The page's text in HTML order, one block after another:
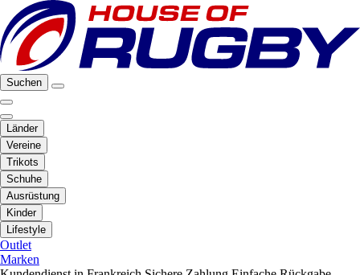
Suchen
Länder
Vereine
Trikots
Schuhe
Ausrüstung
Kinder
Lifestyle
Outlet
Marken